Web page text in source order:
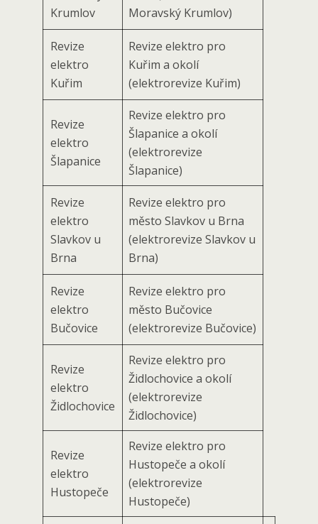
Krumlov
Moravský Krumlov)
Revize
elektro
Kuřim
Revize elektro pro
Kuřim a okolí
(elektrorevize Kuřim)
Revize
elektro
Šlapanice
Revize elektro pro
Šlapanice a okolí
(elektrorevize
Šlapanice)
Revize
elektro
Slavkov u
Brna
Revize elektro pro
město Slavkov u Brna
(elektrorevize Slavkov u
Brna)
Revize
elektro
Bučovice
Revize elektro pro
město Bučovice
(elektrorevize Bučovice)
Revize
elektro
Židlochovice
Revize elektro pro
Židlochovice a okolí
(elektrorevize
Židlochovice)
Revize
elektro
Hustopeče
Revize elektro pro
Hustopeče a okolí
(elektrorevize
Hustopeče)